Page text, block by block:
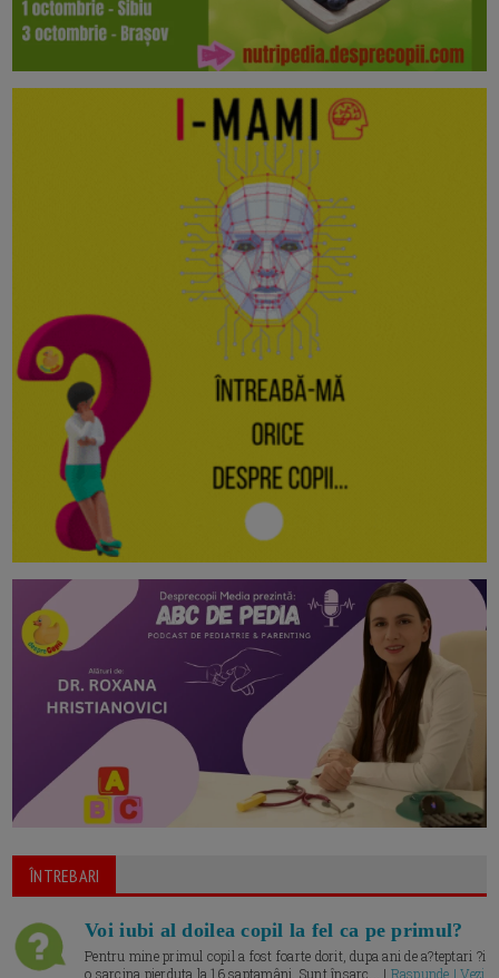
ÎNTREBARI
Voi iubi al doilea copil la fel ca pe primul?
Pentru mine primul copil a fost foarte dorit, dupa ani de a?teptari ?i
o sarcina pierduta la 16 saptamâni. Sunt însarc... | Raspunde | Vezi